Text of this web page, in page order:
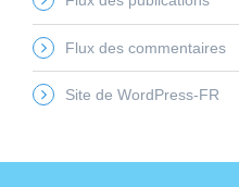
Flux des commentaires
Site de WordPress-FR